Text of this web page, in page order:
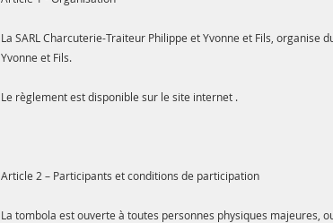
La SARL Charcuterie-Traiteur Philippe et Yvonne et Fils,
Yvonne et Fils.
Le règlement est disponible sur le site internet .
Article 2 – Participants et conditions de participation
La tombola est ouverte à toutes personnes physiques majeures,